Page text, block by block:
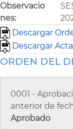
Observacio
nes:
Descargar
Descargar Acta
ORDEN DEL
0001 -
anterior de
Aprobado